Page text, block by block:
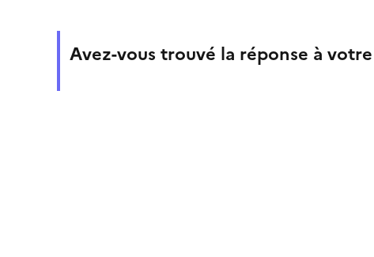
Avez-vous trouvé la réponse à